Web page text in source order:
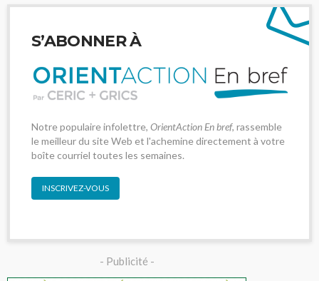
S’ABONNER À
Notre populaire infolettre, OrientAction En bref, rassemble
le meilleur du site Web et l'achemine directement à votre
boîte courriel toutes les semaines.
INSCRIVEZ-VOUS
- Publicité -